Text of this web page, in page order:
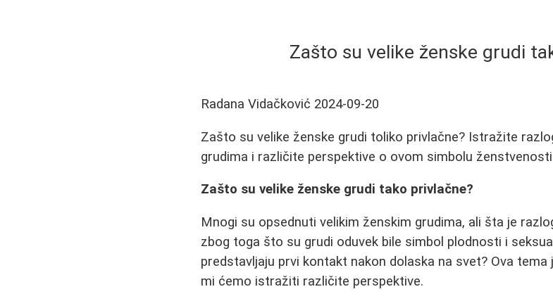
Zašto su velike ženske grudi
Radana Vidačković 2024-09-20
Zašto su velike ženske grudi toliko privlačne? Istražite
grudima i različite perspektive o ovom simbolu
Zašto su velike ženske grudi tako privlačne?
Mnogi su opsednuti velikim ženskim grudima, ali šta je
zbog toga što su grudi oduvek bile simbol plodnosti i
predstavljaju prvi kontakt nakon dolaska na svet? Ova tema
mi ćemo istražiti različite perspektive.